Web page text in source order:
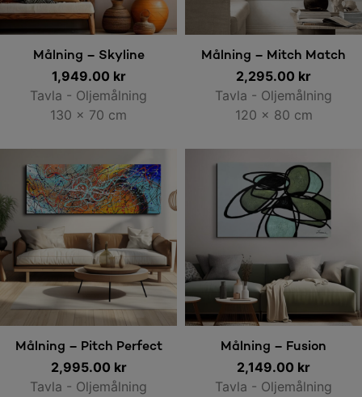
Lägg till i varukorg
Målning – Skyline
1,949.00 kr
Tavla - Oljemålning
130 x 70 cm
Lägg till i varukorg
Målning – Mitch Match
2,295.00 kr
Tavla - Oljemålning
120 x 80 cm
Lägg till i varukorg
Målning – Pitch Perfect
2,995.00 kr
Tavla - Oljemålning
Lägg till i varukorg
Målning – Fusion
2,149.00 kr
Tavla - Oljemålning